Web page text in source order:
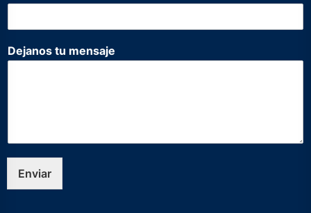
c
r
C
Dejanos tu mensaje
Enviar